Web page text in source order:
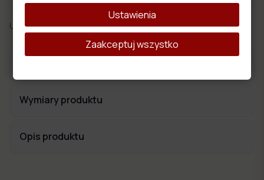
Udostępnij:
Wymiary produktu
Opis produktu
Ustawienia
Zaakceptuj wszystko